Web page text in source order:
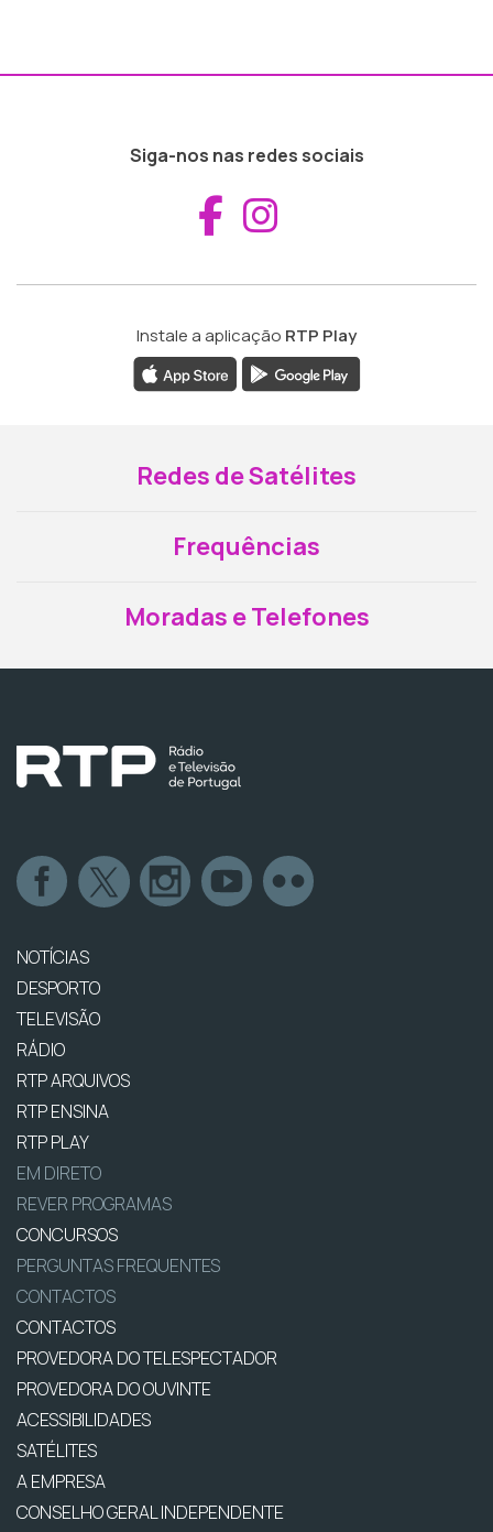
Siga-nos nas redes sociais
Aceder ao
Instale a aplicação RTP Play
Redes de Satélites
Frequências
Moradas e Telefones
NOTÍCIAS
DESPORTO
TELEVISÃO
RÁDIO
RTP ARQUIVOS
RTP ENSINA
RTP PLAY
EM DIRETO
REVER PROGRAMAS
CONCURSOS
PERGUNTAS FREQUENTES
CONTACTOS
CONTACTOS
PROVEDORA DO TELESPECTADOR
PROVEDORA DO OUVINTE
ACESSIBILIDADES
SATÉLITES
A EMPRESA
CONSELHO GERAL INDEPENDENTE